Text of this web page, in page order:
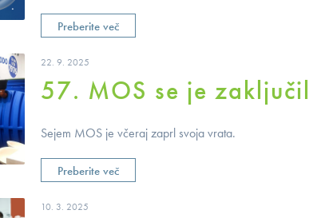
Preberite več
22. 9. 2025
57. MOS se je zaključil
Sejem MOS je včeraj zaprl svoja vrata.
Preberite več
10. 3. 2025